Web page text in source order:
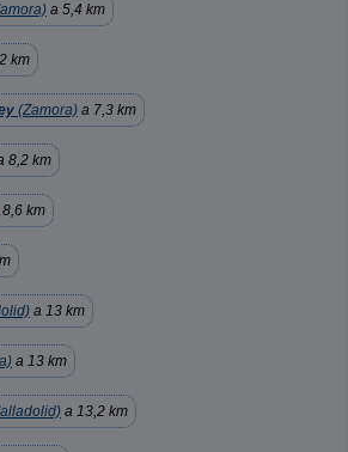
a 5,4 km
km
(Zamora) a 7,3 km
8,2 km
km
a 13 km
a 13 km
a 13,2 km